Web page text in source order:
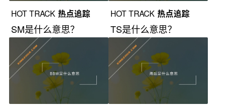
HOT TRACK 热点追踪
SM是什么意思？
HOT TRACK 热点追踪
TS是什么意思？